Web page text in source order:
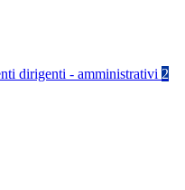
dirigenti - amministrativi 2